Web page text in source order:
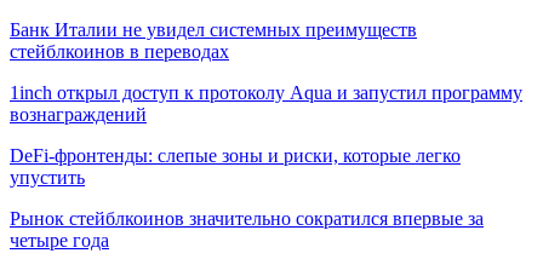
Банк Италии не увидел системных преимуществ
стейблкоинов в переводах
1inch открыл доступ к протоколу Aqua и запустил программу
вознаграждений
DeFi-фронтенды: слепые зоны и риски, которые легко
упустить
Рынок стейблкоинов значительно сократился впервые за
четыре года